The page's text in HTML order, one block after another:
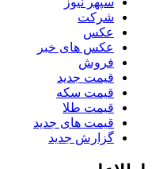
شرکت
عکس
عکس های خبر
فروش
قیمت جدید
قیمت سکه
قیمت طلا
قیمت های جدید
گزارش جدید